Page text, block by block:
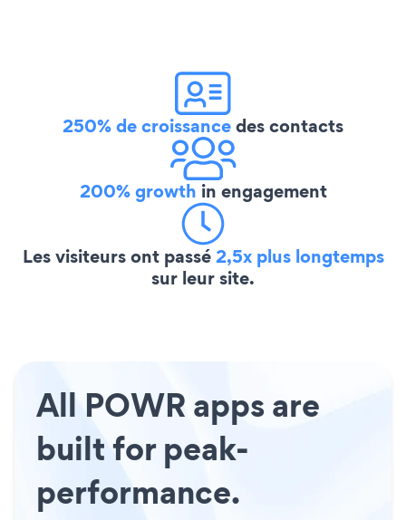
250% de croissancedes contacts
200% growth in engagement
Les visiteurs ont passé2,5x plus longtemps
sur leur site.
All POWR apps are
built for peak-
performance.